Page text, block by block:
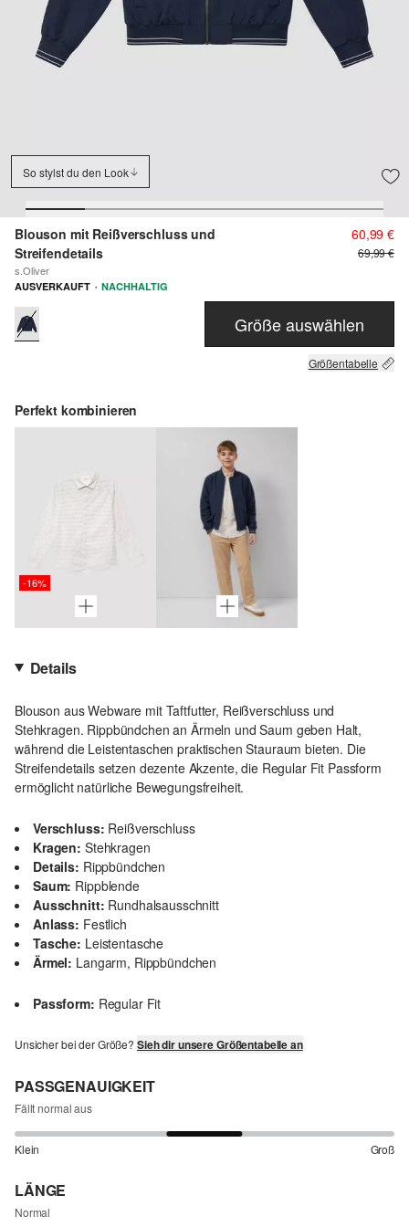
So stylst du den Look
Blouson mit Reißverschluss und
Streifendetails
s.Oliver
60,99 €
69,99 €
AUSVERKAUFT · NACHHALTIG
Größe auswählen
Größentabelle
Perfekt kombinieren
-16%
Details
Blouson aus Webware mit Taftfutter, Reißverschluss und
Stehkragen. Rippbündchen an Ärmeln und Saum geben Halt,
während die Leistentaschen praktischen Stauraum bieten. Die
Streifendetails setzen dezente Akzente, die Regular Fit Passform
ermöglicht natürliche Bewegungsfreiheit.
Verschluss: Reißverschluss
Kragen: Stehkragen
Details: Rippbündchen
Saum: Rippblende
Ausschnitt: Rundhalsausschnitt
Anlass: Festlich
Tasche: Leistentasche
Ärmel: Langarm, Rippbündchen
Passform: Regular Fit
Unsicher bei der Größe? Sieh dir unsere Größentabelle an
PASSGENAUIGKEIT
Fällt normal aus
Klein Groß
LÄNGE
Normal